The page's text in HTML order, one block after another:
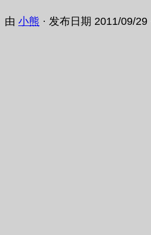
由 小熊 · 发布日期 2011/09/29